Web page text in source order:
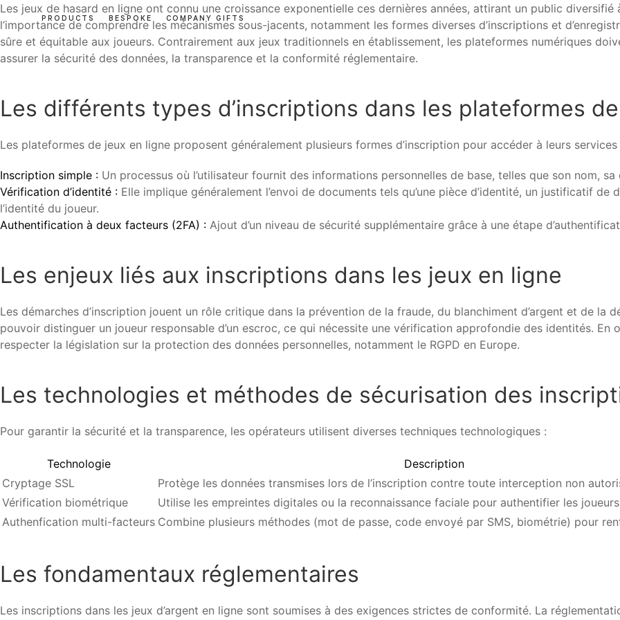
PRODUCTS BESPOKE COMPANY GIFTS
Les jeux de hasard en ligne ont connu une croissance exponentielle ces dernières années, attirant un public
l’importance de comprendre les mécanismes sous-jacents, notamment les formes diverses d’inscriptions et
sûre et équitable aux joueurs. Contrairement aux jeux traditionnels en établissement, les plateformes numériques
assurer la sécurité des données, la transparence et la conformité réglementaire.
Les différents types d’inscriptions dans les plateformes
Les plateformes de jeux en ligne proposent généralement plusieurs formes d’inscription pour accéder à leurs services
Inscription simple : Un processus où l’utilisateur fournit des informations personnelles de base, telles que son nom,
Vérification d’identité : Elle implique généralement l’envoi de documents tels qu’une pièce d’identité, un justificatif
l’identité du joueur.
Authentification à deux facteurs (2FA) : Ajout d’un niveau de sécurité supplémentaire grâce à une étape
Les enjeux liés aux inscriptions dans les jeux en ligne
Les démarches d’inscription jouent un rôle critique dans la prévention de la fraude, du blanchiment d’argent et de la
pouvoir distinguer un joueur responsable d’un escroc, ce qui nécessite une vérification approfondie des identités. En
respecter la législation sur la protection des données personnelles, notamment le RGPD en Europe.
Les technologies et méthodes de sécurisation des
Pour garantir la sécurité et la transparence, les opérateurs utilisent diverses techniques technologiques :
Technologie
Description
Cryptage SSL
Protège les données transmises lors de l’inscription contre toute interception non
Vérification biométrique
Utilise les empreintes digitales ou la reconnaissance faciale pour authentifier les
Authenfication multi-facteurs Combine plusieurs méthodes (mot de passe, code envoyé par SMS, biométrie) pour
Les fondamentaux réglementaires
Les inscriptions dans les jeux d’argent en ligne sont soumises à des exigences strictes de conformité. La